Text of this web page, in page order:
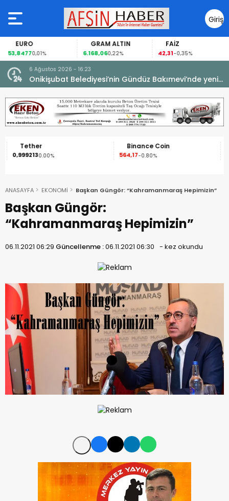
Giriş
Yap
EURO
53,84770,01%
GRAM ALTIN
6.168,060,22%
FAİZ
42,31-0,35%
6 Ağustos 2026 - 16:23
Onikişubat Belediyesi’nin Gündüz Bakımevi’nde yeni
dönemin ön kayıtları başladı.
Tether
0,9992130.00%
Binance Coin
564,17-0.80%
ANASAYFA EKONOMİ Başkan Güngör: “Kahramanmaraş Hepimizin”
Başkan Güngör:
“Kahramanmaraş Hepimizin”
06.11.2021 06:29 Güncellenme :06.11.2021 06:30 - kez okundu